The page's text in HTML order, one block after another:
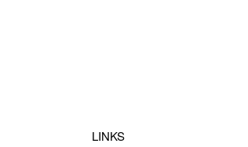
LINKS